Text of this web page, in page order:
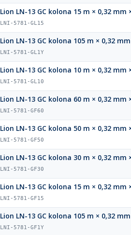
Lion LN-13 GC kolona 15 m × 0,32 mm
LNI-5781-GL15
Lion LN-13 GC kolona 105 m × 0,32
LNI-5781-GL1Y
Lion LN-13 GC kolona 10 m × 0,32 mm
LNI-5781-GL10
Lion LN-13 GC kolona 60 m × 0,32 mm
LNI-5781-GF60
Lion LN-13 GC kolona 50 m × 0,32 mm
LNI-5781-GF50
Lion LN-13 GC kolona 30 m × 0,32 mm
LNI-5781-GF30
Lion LN-13 GC kolona 15 m × 0,32 mm
LNI-5781-GF15
Lion LN-13 GC kolona 105 m × 0,32
LNI-5781-GF1Y